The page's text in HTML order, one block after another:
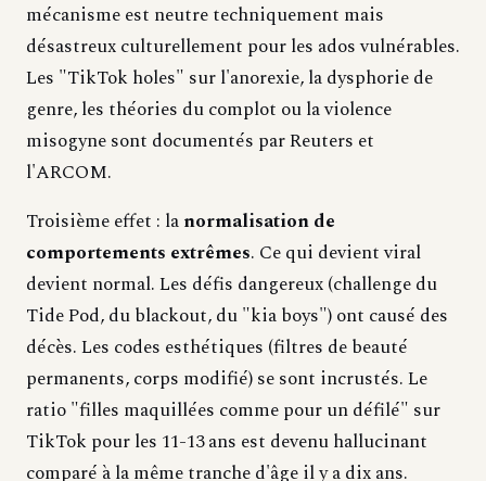
mécanisme est neutre techniquement mais
désastreux culturellement pour les ados vulnérables.
Les "TikTok holes" sur l'anorexie, la dysphorie de
genre, les théories du complot ou la violence
misogyne sont documentés par Reuters et
l'ARCOM.
Troisième effet : lanormalisation de
comportements extrêmes. Ce qui devient viral
devient normal. Les défis dangereux (challenge du
Tide Pod, du blackout, du "kia boys") ont causé des
décès. Les codes esthétiques (filtres de beauté
permanents, corps modifié) se sont incrustés. Le
ratio "filles maquillées comme pour un défilé" sur
TikTok pour les 11-13 ans est devenu hallucinant
comparé à la même tranche d'âge il y a dix ans.